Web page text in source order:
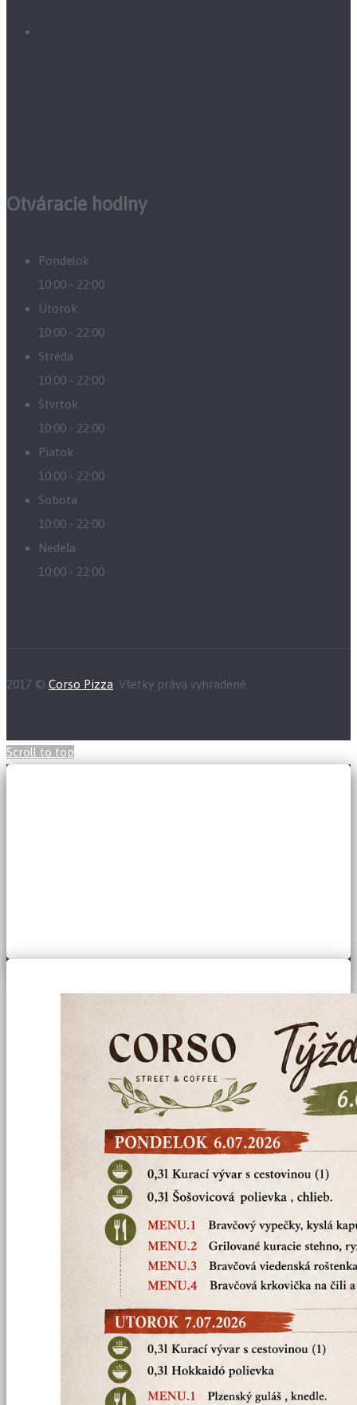
Otváracie hodiny
Pondelok
10:00 - 22:00
Utorok
10:00 - 22:00
Streda
10:00 - 22:00
Štvrtok
10:00 - 22:00
Piatok
10:00 - 22:00
Sobota
10:00 - 22:00
Nedeľa
10:00 - 22:00
2017 © Corso Pizza . Všetky práva vyhradené.
Scroll to top